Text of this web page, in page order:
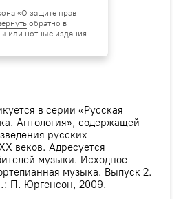
«О защите прав
обратно в
или нотные издания
в серии «Русская
Антология», содержащей
русских
веков. Адресуется
музыки. Исходное
музыка. Выпуск 2.
П. Юргенсон, 2009.